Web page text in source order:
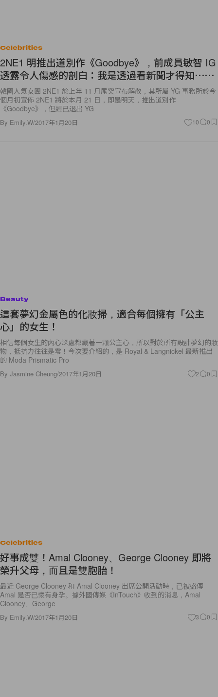
Celebrities
2NE1 明推出道別作《Goodbye》，前成員敏智 IG
透露令人傷感的剖白：我是透過看新聞才得知⋯⋯
韓國人氣女團 2NE1 於上年 11 月尾突宣布解散，其所屬 YG 事務所於今
個月初宣佈 2NE1 將於本月 21 日，即是明天，推出道別作
《Goodbye》，但經已退出 YG
By Emily.W/2017年1月20日 10 0
Beauty
這套夢幻金屬色的化妝掃，適合每個擁有「公主
心」的女生！
相信每個女生的內心深處都藏著一顆公主心，所以對於所有設計夢幻的妝
物，抵抗力往往是零！今次要介紹的，是 Royal & Langnickel 最新推出
的 Moda Prismatic Pro
By Jasmine Cheung/2017年1月20日 2 0
Celebrities
好事成雙！Amal Clooney、George Clooney 即將
榮升父母，而且是雙胞胎！
最近 George Clooney 和 Amal Clooney 出席公開活動時，已被盛傳
Amal 是否已懷有身孕。據外國傳媒《InTouch》收到的消息，Amal
Clooney、George
By Emily.W/2017年1月20日 3 0